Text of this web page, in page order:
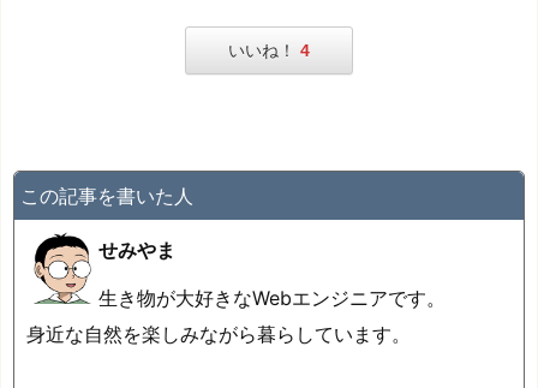
いいね！ 4
この記事を書いた人
せみやま
生き物が大好きなWebエンジニアです。
身近な自然を楽しみながら暮らしています。